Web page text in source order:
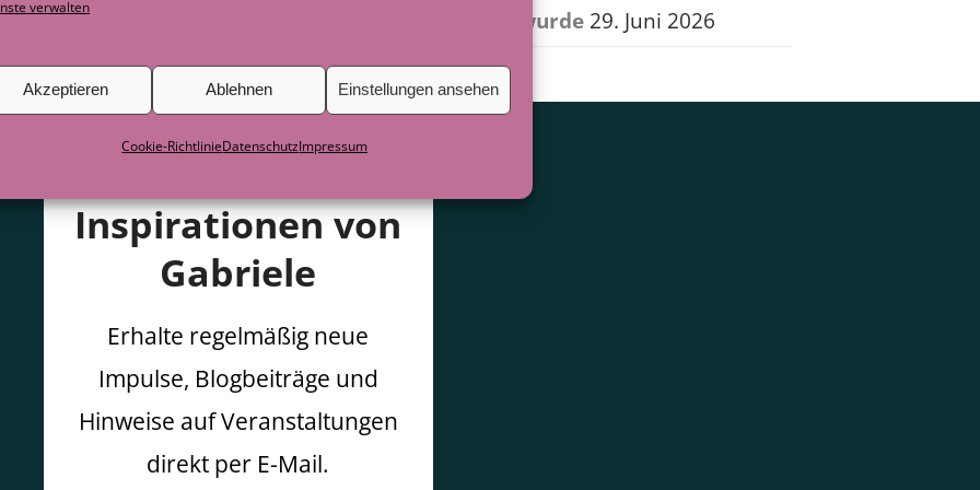
verwalten
Akzeptieren Ablehnen Einstellungen ansehen
Cookie-RichtlinieDatenschutzImpressum
wurde 29. Juni 2026
Inspirationen von
Gabriele
Erhalte regelmäßig neue
Impulse, Blogbeiträge und
Hinweise auf Veranstaltungen
direkt per E-Mail.